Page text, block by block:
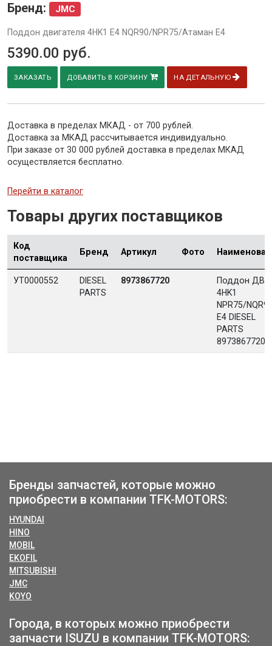
Бренд: JMC
Поддон двигателя 4HK1 Е4 NQR90/NPR75/Атаман Е4
5390.00 руб.
ЗАКАЗАТЬ ДОБАВИТЬ В КОРЗИНУ НА ДЕТАЛЬНУЮ
Доставка в пределах МКАД - от 700 рублей.
Доставка за МКАД рассчитывается индивидуально.
При заказе от 30 000 рублей доставка в пределах МКАД
осуществляется бесплатно.
Перейти в каталог
Товары других поставщиков
Код
поставщика
Бренд Артикул Фото
УТ0000552
DIESEL
PARTS
8973867720
Поддон ДВС
4HK1
NPR75/
Е4 DIESEL
PARTS
8973867720
Бренды запчастей, которые можно
приобрести в компании TFK-MOTORS:
HYUNDAI
HINO
MOBIL
EKOFIL
MITSUBISHI
JMC
KOYO
Города, в которых можно приобрести
запчасти ISUZU в компании TFK-MOTORS: